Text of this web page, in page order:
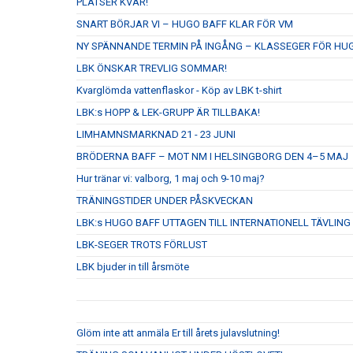
SNART BÖRJAR VI – HUGO BAFF KLAR FÖR VM
NY SPÄNNANDE TERMIN PÅ INGÅNG – KLASSEGER FÖR
LBK ÖNSKAR TREVLIG SOMMAR!
Kvarglömda vattenflaskor - Köp av LBK t-shirt
LBK:s HOPP & LEK-GRUPP ÄR TILLBAKA!
LIMHAMNSMARKNAD 21 - 23 JUNI
BRÖDERNA BAFF – MOT NM I HELSINGBORG DEN 4–5 MAJ
Hur tränar vi: valborg, 1 maj och 9-10 maj?
TRÄNINGSTIDER UNDER PÅSKVECKAN
LBK:s HUGO BAFF UTTAGEN TILL INTERNATIONELL TÄVLING
LBK-SEGER TROTS FÖRLUST
LBK bjuder in till årsmöte
Glöm inte att anmäla Er till årets julavslutning!